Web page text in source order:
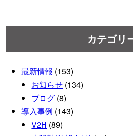
カテゴリ
最新情報 (153)
お知らせ (134)
ブログ (8)
導入事例 (143)
V2H (89)